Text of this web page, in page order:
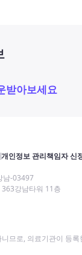
받아보세요
개인정보 관리책임자 신
남-03497
강남타워 11층
므로, 의료기관이 등